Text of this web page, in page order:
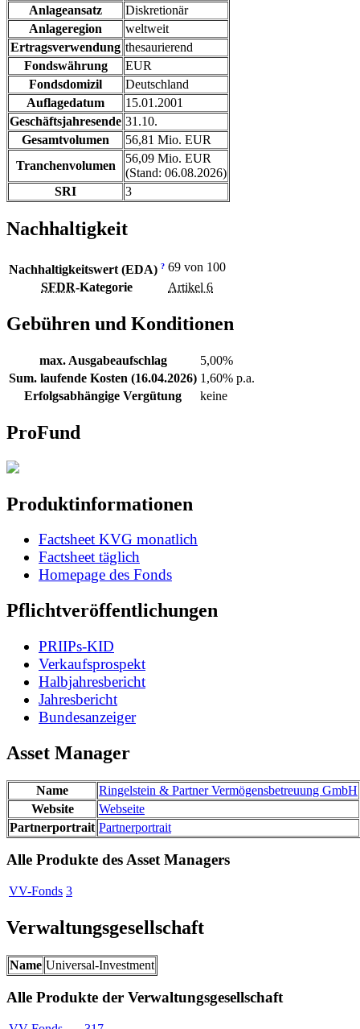
Anlageansatz
Diskretionär
Anlageregion
weltweit
Ertragsverwendung thesaurierend
Fondswährung
EUR
Fondsdomizil
Deutschland
Auflagedatum
15.01.2001
Geschäftsjahresende 31.10.
Gesamtvolumen
56,81 Mio. EUR
Tranchenvolumen
56,09 Mio. EUR
(Stand: 06.08.2026)
SRI
3
Nachhaltigkeit
Nachhaltigkeitswert (EDA) ? 69 von 100
SFDR-Kategorie Artikel 6
Gebühren und Konditionen
max. Ausgabeaufschlag
5,00%
Sum. laufende Kosten (16.04.2026) 1,60% p.a.
Erfolgsabhängige Vergütung
keine
ProFund
Produktinformationen
Factsheet KVG monatlich
Factsheet täglich
Homepage des Fonds
Pflichtveröffentlichungen
PRIIPs-KID
Verkaufsprospekt
Halbjahresbericht
Jahresbericht
Bundesanzeiger
Asset Manager
Name
Ringelstein & Partner Vermögensbetreuung GmbH
Website
Webseite
Partnerportrait Partnerportrait
Alle Produkte des Asset Managers
VV-Fonds 3
Verwaltungsgesellschaft
Name Universal-Investment
Alle Produkte der Verwaltungsgesellschaft